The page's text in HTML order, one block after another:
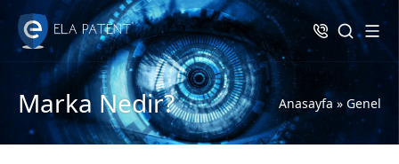
Marka Nedir? Anasayfa » Genel